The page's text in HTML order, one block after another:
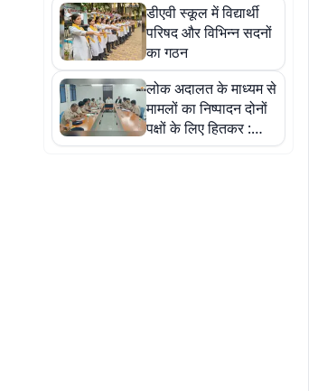
डीएवी स्कूल में विद्यार्थी
परिषद और विभिन्न सदनों
का गठन
लोक अदालत के माध्यम से
मामलों का निष्पादन दोनों
पक्षों के लिए हितकर :
डालसा